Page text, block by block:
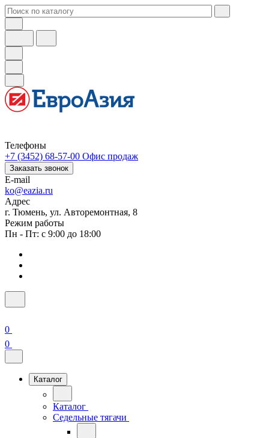
Телефоны
+7 (3452) 68-57-00 Офис продаж
Заказать звонок
E-mail
ko@eazia.ru
Адрес
г. Тюмень, ул. Авторемонтная, 8
Режим работы
Пн - Пт: с 9:00 до 18:00
0
0
Каталог
Каталог
Седельные тягачи